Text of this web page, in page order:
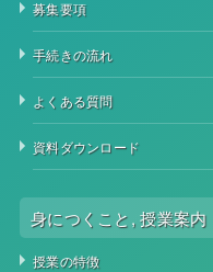
募集要項
手続きの流れ
よくある質問
資料ダウンロード
身につくこと, 授業案内
授業の特徴